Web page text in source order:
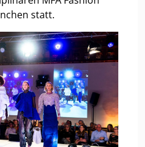
statt.